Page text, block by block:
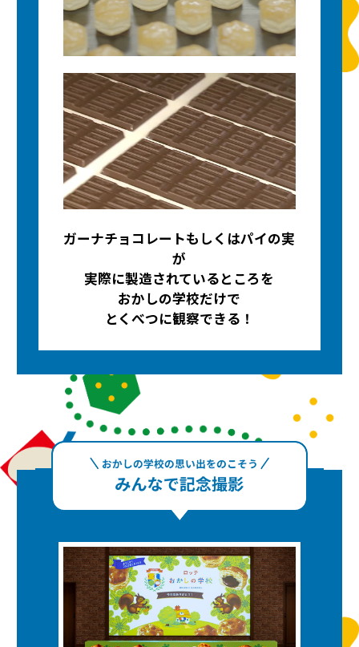
ガーナチョコレートもしくはパイの実
が
実際に製造されているところを
おかしの学校だけで
とくべつに観察できる！